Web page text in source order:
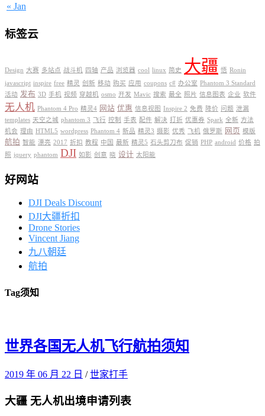
« Jan
标签云
Design 大赛 多站点 战斗机 四轴 产品 浏览器 cool linux 简史 大疆 悟 Ronin
javascript inspire free 精灵 创新 移动 购买 应用 coupons c# 办公室 Phantom 3 Standard
活动 发布 3D 手机 视频 穿越机 osmo 开发 Mavic 搜索 最全 照片 信息图表 企业 软件
无人机 Phantom 4 Pro 精灵4 网站 优惠 信息视图 Inspire 2 免费 降价 问题 泄漏
templates 天空之城 phantom 3 飞行 控制 手表 配件 解决 打折 优惠券 Spark 全新 方法
机会 理由 HTML5 wordpress Phantom 4 新品 精灵3 摄影 优秀 飞机 俄罗斯 网页 模版
航拍 智能 漂亮 2017 折扣 教程 中国 最新 精灵5 石头剪刀布 促销 PHP android 价格 拍
照 jquery phantom DJI 如影 创意 晓 设计 太阳能
好网站
DJI Deals Discount
DJI大疆折扣
Drone Stories
Vincent Jiang
九八朝廷
航拍
Tag须知
世界各国无人机飞行航拍须知
2019 年 06 月 22 日 /世家打手
大疆 无人机出境申请列表